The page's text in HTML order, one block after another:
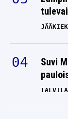
Suvi